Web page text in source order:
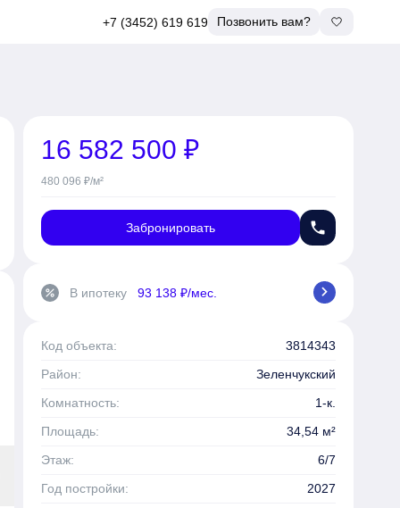
+7 (3452) 619 619 Позвонить вам?
16 582 500 ₽
480 096 ₽/м²
Забронировать phone
percent В ипотеку 93 138 ₽/мес. chevron_right
Код объекта:
3814343
Район:
Зеленчукский
Комнатность:
1-к.
Площадь:
34,54 м²
Этаж:
6/7
Год постройки:
2027